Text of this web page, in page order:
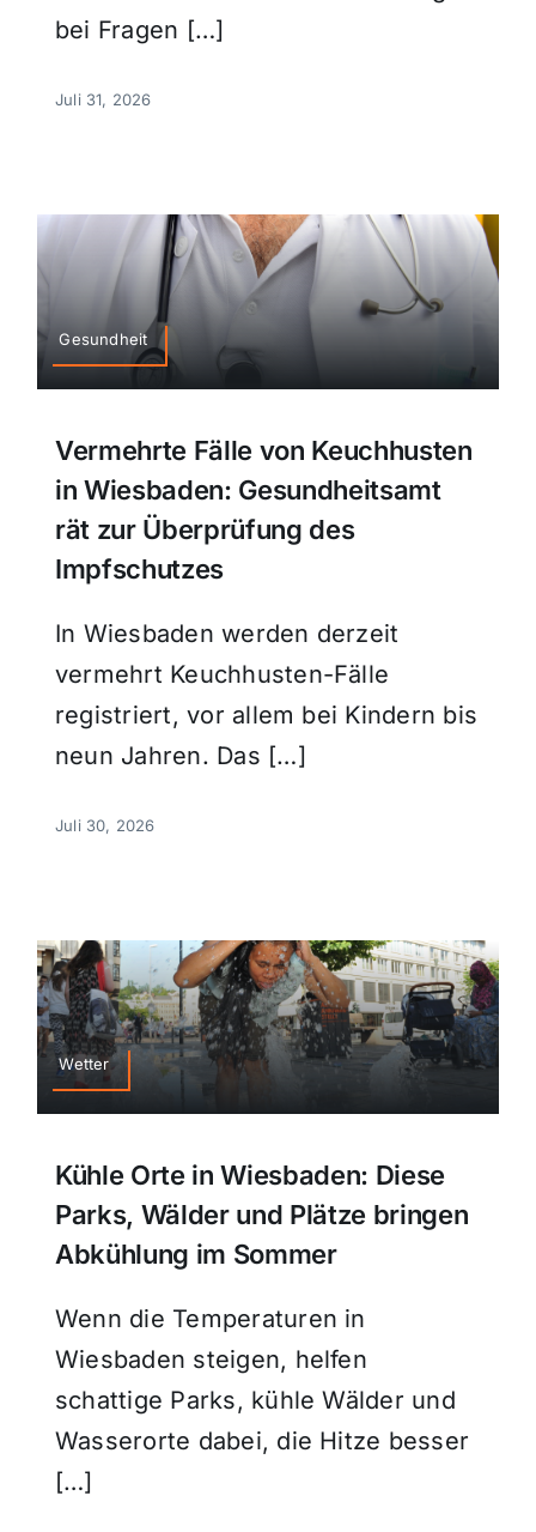
bei Fragen […]
Juli 31, 2026
Gesundheit
Vermehrte Fälle von Keuchhusten
in Wiesbaden: Gesundheitsamt
rät zur Überprüfung des
Impfschutzes
In Wiesbaden werden derzeit
vermehrt Keuchhusten-Fälle
registriert, vor allem bei Kindern bis
neun Jahren. Das […]
Juli 30, 2026
Wetter
Kühle Orte in Wiesbaden: Diese
Parks, Wälder und Plätze bringen
Abkühlung im Sommer
Wenn die Temperaturen in
Wiesbaden steigen, helfen
schattige Parks, kühle Wälder und
Wasserorte dabei, die Hitze besser
[…]